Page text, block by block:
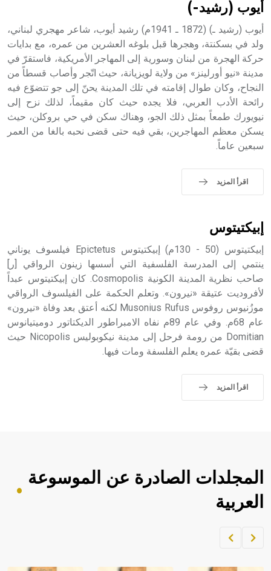
- هل تعلم أن أبجر Abgar اسم معروف جيداً يعود إلى عدد من
الملوك الذين حكموا مدينة إديسا (الرها) من أبجر الأول وحتى
التاسع، وهم ينتسبون إلى أسرة أوسروين
حيث تقتصر القيمة الصوتية للعلامة الك
أيوب (رشيد-)
أيوب (رشيد ـ) (1872 ـ 1941م) رشيد أيوب، شاعر مهجري لبناني،
ولد في بسكنتة، وهجرها قبل بلوغه العشرين من عمره، مع بدايات
حركة الهجرة من لبنان وسورية إلى المهاجر الأمريكية، فاستقرّ في
مدينة «نيو أورلينز» من ولاية لويزيانة، حيث اتّجر وأصاب قسطاً من
النجاح، وكان طوال إقامته في تلك المدينة يحنّ إلى جو تتضوّع فيه
رائحة الأدب العربي، فلا يجده حيث كان مقيماً، لذلك نزح إلى
نيويورك طمعاً بمثل ذلك الجو، وهناك سكن في حي بروكلن، حيث
يسكن معظم المهاجرين، بقي فيه حتى قضى نحبه بالغا من العمر
سبعين عاماً.
اقرأ المزيد
إبيكتيتوس
إبيكتيتوس (50 - 130م) إبيكتيتوس Epictetus فيلسوف يوناني
ينتمي إلى المدرسة الفلسفية التي أسسها زينون الرواقي [ر]
صاحب نظرية المدينة الكونية Cosmopolis. كان إبيكتيتوس عبداً
لأفروديت عتيقة «نيرون». وتعلم الحكمة على الفيلسوف الرواقي
موزُنيوس روفوس Musonius Rufus لكنه أعتق بعد وفاة «نيرون»
عام 68م. وفي عام 89م نفاه الامبراطور الديكتاتور دوميتيانوس
Domitian من رومة فرحل إلى مدينة نيكوبوليس Nicopolis حيث
قضى بقيّة عمره يعلم الفلسفة ومات فيها.
اقرأ المزيد
المجلدات الصادرة عن الموسوعة
العربية